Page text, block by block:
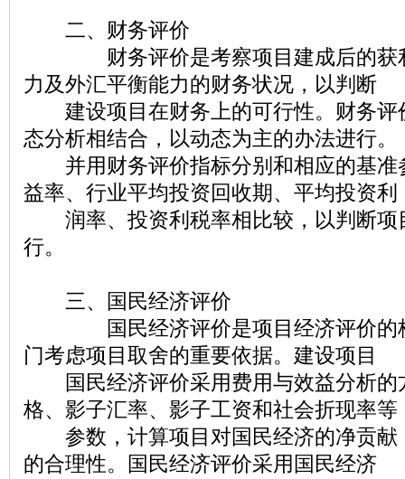
二、财务评价
财务评价是考察项目建成后的获利
力及外汇平衡能力的财务状况，以判断
建设项目在财务上的可行性。财务评
态分析相结合，以动态为主的办法进行。
并用财务评价指标分别和相应的基
益率、行业平均投资回收期、平均投资利
润率、投资利税率相比较，以判断项
行。
三、国民经济评价
国民经济评价是项目经济评价的核
门考虑项目取舍的重要依据。建设项目
国民经济评价采用费用与效益分析的
格、影子汇率、影子工资和社会折现率等
参数，计算项目对国民经济的净贡献
的合理性。国民经济评价采用国民经济